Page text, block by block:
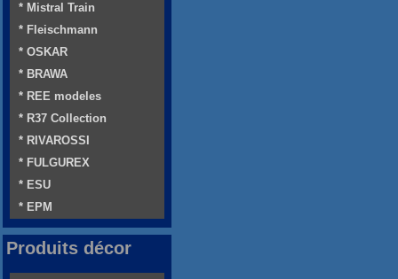
* Mistral Train
* Fleischmann
* OSKAR
* BRAWA
* REE modeles
* R37 Collection
* RIVAROSSI
* FULGUREX
* ESU
* EPM
Produits décor